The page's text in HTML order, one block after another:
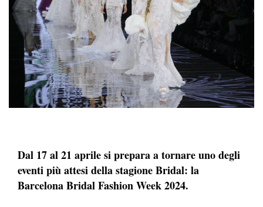
Dal 17 al 21 aprile si prepara a tornare uno degli
eventi più attesi della stagione Bridal: la
Barcelona Bridal Fashion Week 2024.